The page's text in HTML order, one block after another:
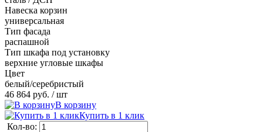
Навеска корзин
универсальная
Тип фасада
распашной
Тип шкафа под установку
верхние угловые шкафы
Цвет
белый/серебристый
46 864 руб. / шт
В корзину
Купить в 1 клик
Кол-во: